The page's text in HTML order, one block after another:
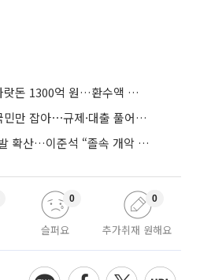
권익위 "부정하게 타낸 나랏돈 1300억 원…환수액 역대 최대"
장동혁 “집값 올려놓고 국민만 잡아⋯규제·대출 풀어야”
野, ‘보완수사권 폐지’ 반발 확산…이준석 “졸속 개악 입법”
슬퍼요
0
추가취재 원해요
0